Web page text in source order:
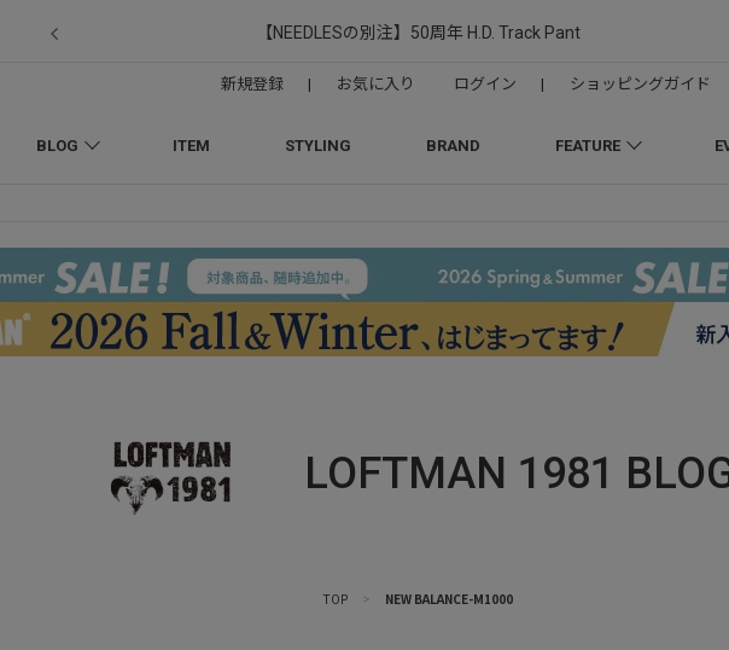
【NEEDLESの別注】50周年 H.D. Track Pant
BLOG ITEM STYLING BRAND FEATURE
新規登録 | お気に入り ログイン | ショッピングガイド
LOFTMAN 1981
TOP > NEW BALANCE-M1000